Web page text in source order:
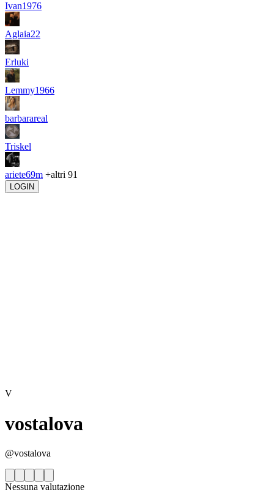
Ivan1976
Aglaia22
Erluki
Lemmy1966
barbarareal
Triskel
ariete69m +altri 91
LOGIN
V
vostalova
@vostalova
Nessuna valutazione